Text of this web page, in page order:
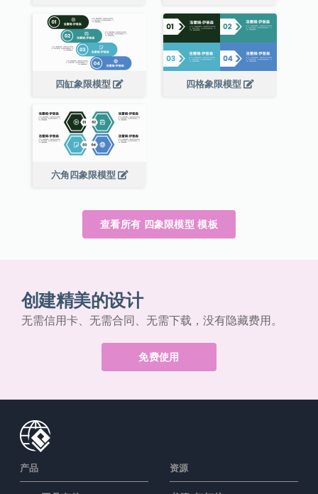
四缸象限模型 四格象限模型
六角四象限模型
查看所有 四象限模型 模板
创建精美的设计
无需信用卡、无需合同、无需下载，没有隐藏费用。
免费使用
产品 资源